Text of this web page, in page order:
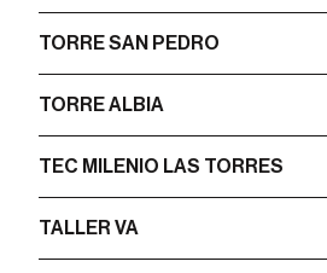
TORRE SAN PEDRO
TORRE ALBIA
TEC MILENIO LAS TORRES
TALLER VA